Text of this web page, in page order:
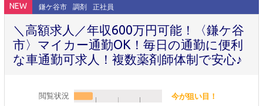
NEW 鎌ケ谷市 調剤 正社員
＼高額求人／年収600万円可能！〈鎌ケ谷
市〉マイカー通勤OK！毎日の通勤に便利
な車通勤可求人！複数薬剤師体制で安心♪
閲覧状況 今が狙い目！